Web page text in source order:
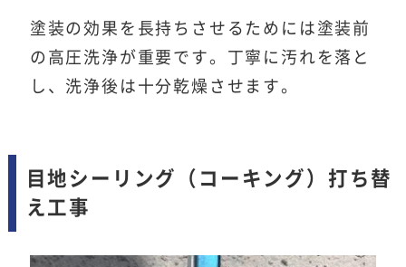
塗装の効果を長持ちさせるためには塗装前
の高圧洗浄が重要です。丁寧に汚れを落と
し、洗浄後は十分乾燥させます。
目地シーリング（コーキング）打ち替
え工事